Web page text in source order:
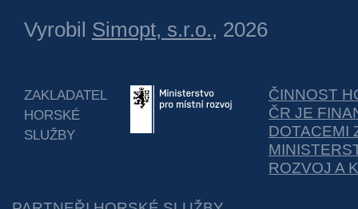
Vyrobil Simopt, s.r.o., 2026
ZAKLADATEL
HORSKÉ
SLUŽBY
ČINNOST
ČR JE
DOTACEMI
ROZVOJ A